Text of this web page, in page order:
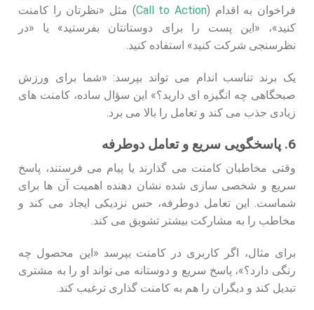
فراخوان به اقدام (Call to Action) مثل «نظرتان را کامنت
کنید»، «این پست را برای دوستانتان بفرستید» یا «در
نظرسنجی شرکت کنید» استفاده کنید.
یک برند تناسب‌ اندام می‌ تواند بپرسد: «شما برای ورزش
صبحگاهی چه انگیزه‌ ای دارید؟» این سؤال ساده، کامنت‌ های
زیادی جذب می‌ کند و تعامل را بالا می‌ برد.
6. پاسخگویی سریع و تعامل دوطرفه
وقتی مخاطبان کامنت می‌ گذارند یا پیام می‌ فرستند، پاسخ
سریع و شخصی‌ سازی‌ شده نشان‌ دهنده اهمیت آن‌ ها برای
شماست. این تعامل دوطرفه، حس نزدیکی ایجاد می‌ کند و
مخاطب را به مشارکت بیشتر تشویق می‌ کند.
برای مثال، اگر کاربری در کامنت بپرسد «این محصول چه
رنگی دارد؟»، پاسخ سریع و دوستانه می‌ تواند او را به مشتری
تبدیل کند و دیگران را هم به کامنت‌ گذاری ترغیب کند.